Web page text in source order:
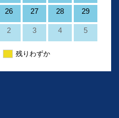
26 27 28 29
2 3 4 5
残りわずか